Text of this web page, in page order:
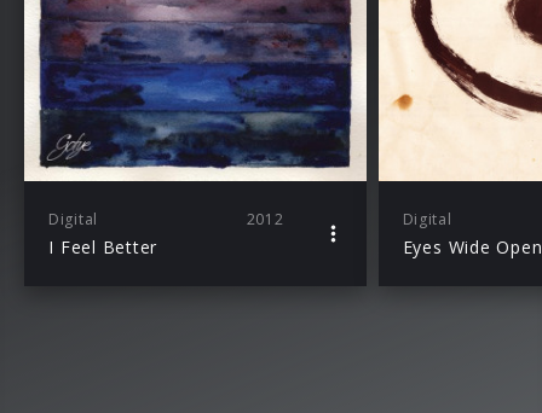
Digital 2012
I Feel Better
Digital
Eyes Wide Open